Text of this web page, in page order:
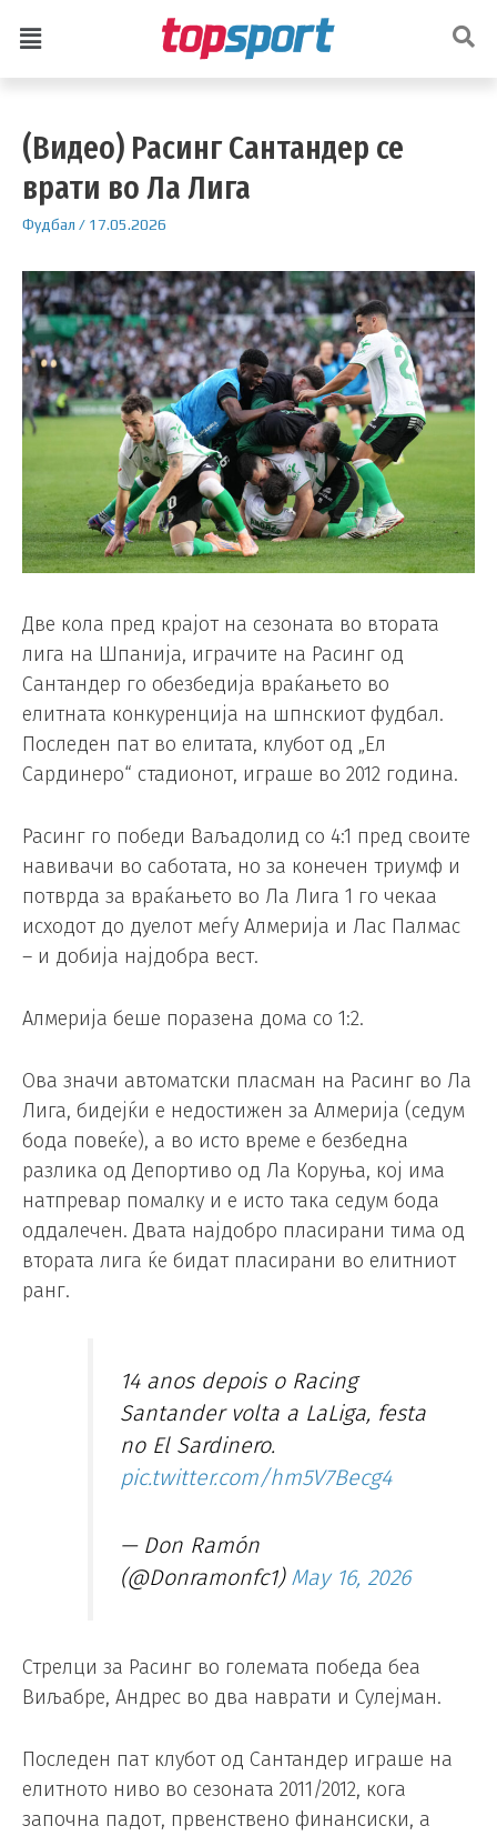
(Видео) Расинг Сантандер се
врати во Ла Лига
Фудбал / 17.05.2026
Две кола пред крајот на сезоната во втората
лига на Шпанија, играчите на Расинг од
Сантандер го обезбедија враќањето во
елитната конкуренција на шпнскиот фудбал.
Последен пат во елитата, клубот од „Ел
Сардинеро“ стадионот, играше во 2012 година.
Расинг го победи Ваљадолид со 4:1 пред своите
навивачи во саботата, но за конечен триумф и
потврда за враќањето во Ла Лига 1 го чекаа
исходот до дуелот меѓу Алмерија и Лас Палмас
– и добија најдобра вест.
Алмерија беше поразена дома со 1:2.
Ова значи автоматски пласман на Расинг во Ла
Лига, бидејќи е недостижен за Алмерија (седум
бода повеќе), а во исто време е безбедна
разлика од Депортиво од Ла Коруња, кој има
натпревар помалку и е исто така седум бода
оддалечен. Двата најдобро пласирани тима од
втората лига ќе бидат пласирани во елитниот
ранг.
14 anos depois o Racing
Santander volta a LaLiga, festa
no El Sardinero.
pic.twitter.com/hm5V7Becg4
— Don Ramón
(@Donramonfc1) May 16, 2026
Стрелци за Расинг во големата победа беа
Виљабре, Андрес во два наврати и Сулејман.
Последен пат клубот од Сантандер играше на
елитното ниво во сезоната 2011/2012, кога
започна падот, првенствено финансиски, а